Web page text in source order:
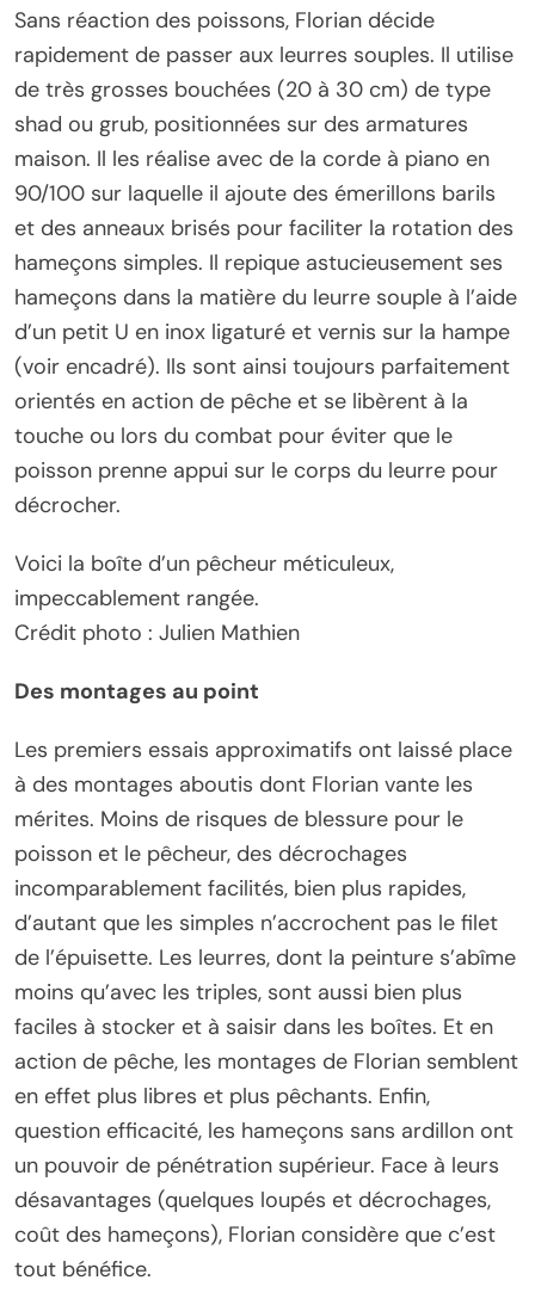
Sans réaction des poissons, Florian décide
rapidement de passer aux leurres souples. Il utilise
de très grosses bouchées (20 à 30 cm) de type
shad ou grub, positionnées sur des armatures
maison. Il les réalise avec de la corde à piano en
90/100 sur laquelle il ajoute des émerillons barils
et des anneaux brisés pour faciliter la rotation des
hameçons simples. Il repique astucieusement ses
hameçons dans la matière du leurre souple à l’aide
d’un petit U en inox ligaturé et vernis sur la hampe
(voir encadré). Ils sont ainsi toujours parfaitement
orientés en action de pêche et se libèrent à la
touche ou lors du combat pour éviter que le
poisson prenne appui sur le corps du leurre pour
décrocher.
Voici la boîte d’un pêcheur méticuleux,
impeccablement rangée.
Crédit photo : Julien Mathien
Des montages au point
Les premiers essais approximatifs ont laissé place
à des montages aboutis dont Florian vante les
mérites. Moins de risques de blessure pour le
poisson et le pêcheur, des décrochages
incomparablement facilités, bien plus rapides,
d’autant que les simples n’accrochent pas le filet
de l’épuisette. Les leurres, dont la peinture s’abîme
moins qu’avec les triples, sont aussi bien plus
faciles à stocker et à saisir dans les boîtes. Et en
action de pêche, les montages de Florian semblent
en effet plus libres et plus pêchants. Enfin,
question efficacité, les hameçons sans ardillon ont
un pouvoir de pénétration supérieur. Face à leurs
désavantages (quelques loupés et décrochages,
coût des hameçons), Florian considère que c’est
tout bénéfice.